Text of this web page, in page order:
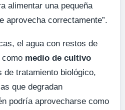
alimentar una pequeña
aprovecha correctamente”.
el agua con restos de
medio de cultivo
de tratamiento biológico,
que degradan
podría aprovecharse como